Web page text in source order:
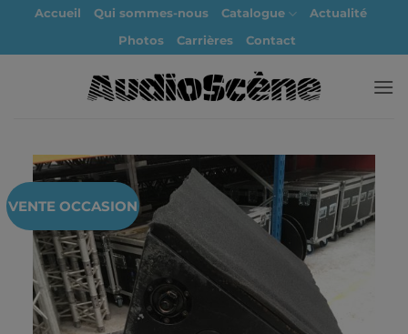
Passer
contenu
Accueil Qui sommes-nous Catalogue
Actualité
Photos
Carrières Contact
VENTE OCCASION